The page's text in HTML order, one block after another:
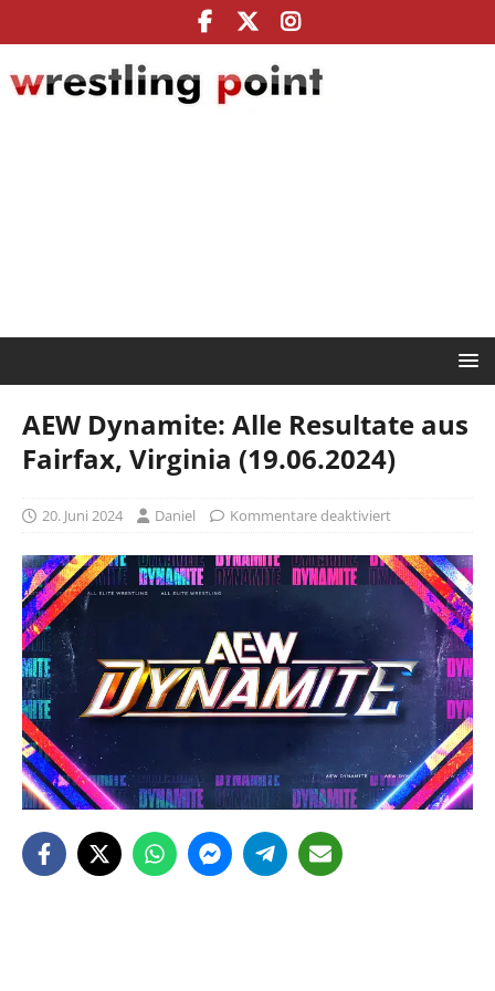
AEW Dynamite: Alle Resultate aus
Fairfax, Virginia (19.06.2024)
20. Juni 2024 Daniel Kommentare deaktiviert